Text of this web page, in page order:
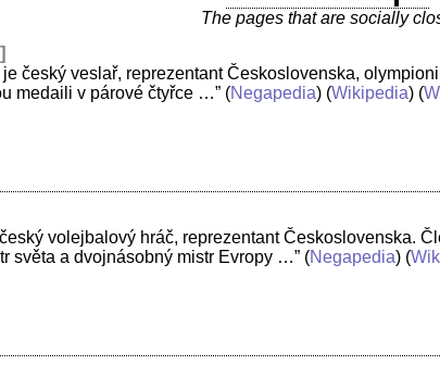
The pages that are socially
]
český veslař, reprezentant Československa,
medaili v párové čtyřce …” (Negapedia) (Wikipedia) (
volejbalový hráč, reprezentant Československa.
světa a dvojnásobný mistr Evropy …” (Negapedia) (